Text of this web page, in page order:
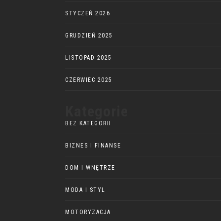
STYCZEŃ 2026
GRUDZIEŃ 2025
LISTOPAD 2025
CZERWIEC 2025
BEZ KATEGORII
BIZNES I FINANSE
DOM I WNĘTRZE
MODA I STYL
MOTORYZACJA